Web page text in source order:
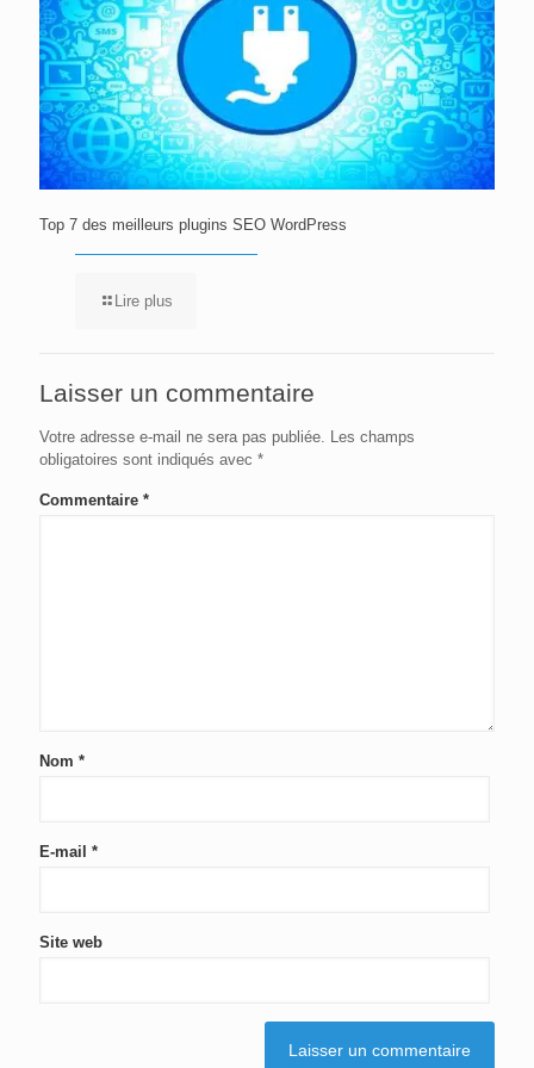
Top 7 des meilleurs plugins SEO WordPress
Lire plus
Laisser un commentaire
Votre adresse e-mail ne sera pas publiée. Les champs
obligatoires sont indiqués avec *
Commentaire *
Nom *
E-mail *
Site web